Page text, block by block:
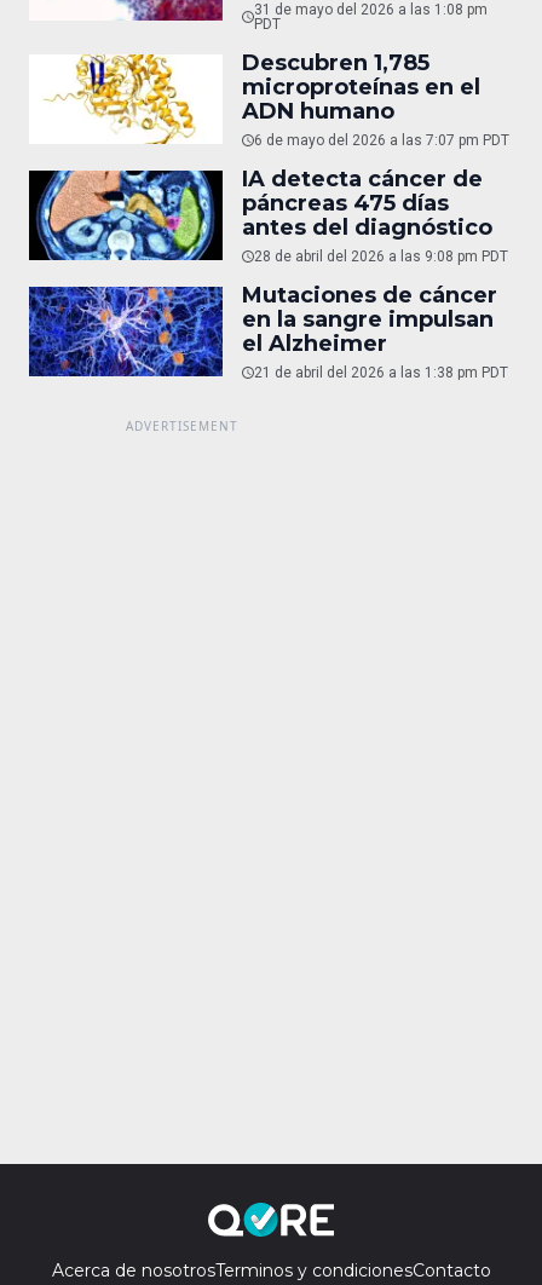
31 de mayo del 2026 a las 1:08 pm
PDT
Descubren 1,785
microproteínas en el
ADN humano
6 de mayo del 2026 a las 7:07 pm PDT
IA detecta cáncer de
páncreas 475 días
antes del diagnóstico
28 de abril del 2026 a las 9:08 pm PDT
Mutaciones de cáncer
en la sangre impulsan
el Alzheimer
21 de abril del 2026 a las 1:38 pm PDT
Acerca de nosotrosTerminos y condicionesContacto